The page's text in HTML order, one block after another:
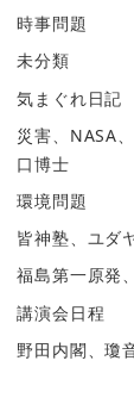
時事問題
未分類
気まぐれ日記
災害、NASA
口博士
環境問題
皆神塾、ユダ
福島第一原発
講演会日程
野田内閣、瓊